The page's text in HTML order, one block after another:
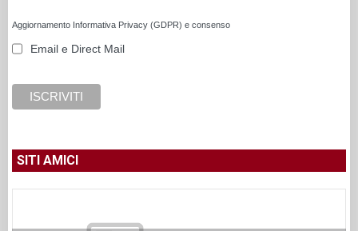
Aggiornamento Informativa Privacy (GDPR) e consenso
Email e Direct Mail
SITI AMICI